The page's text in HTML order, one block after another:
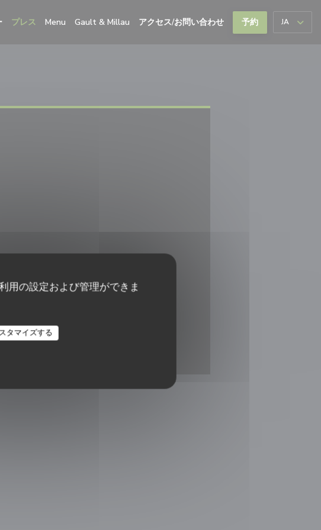
用の設定および管理ができま
タマイズする
プレス Menu ((新しいウィンドウで開きます))
Gault & Millau ((新しいウィンドウで開きます))
アクセス/お問い合わせ 予約 JA